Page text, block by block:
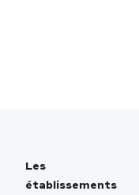
Les
établissements